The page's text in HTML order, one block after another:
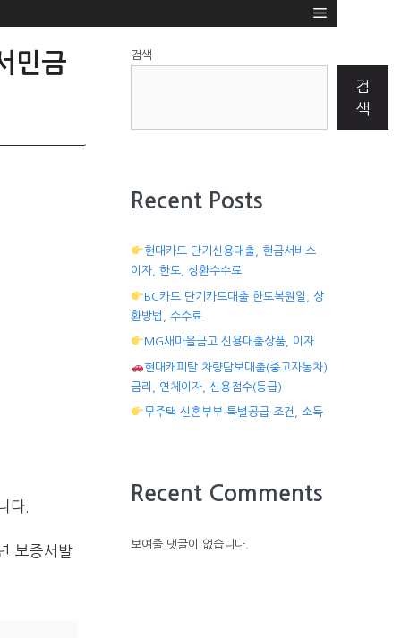
민금
다.
보증서발
검색
검
색
Recent Posts
현대카드 단기신용대출, 현금서비스
이자, 한도, 상환수수료
BC카드 단기카드대출 한도복원일, 상
환방법, 수수료
MG새마을금고 신용대출상품, 이자
현대캐피탈 차량담보대출(중고자동차)
금리, 연체이자, 신용점수(등급)
무주택 신혼부부 특별공급 조건, 소득
Recent Comments
보여줄 댓글이 없습니다.